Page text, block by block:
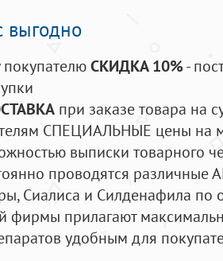
выгодно
СКИДКА 10%-
при заказе товара на
СПЕЦИАЛЬНЫЕ цены на
выписки товарного
проводятся
Сиалиса и Силденафила по
фирмы прилагают
удобным для